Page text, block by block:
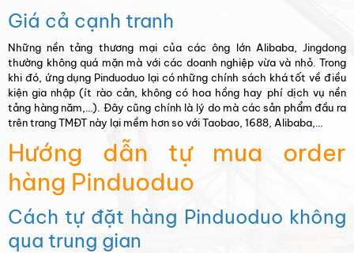
Giá cả cạnh tranh
Những nền tảng thương mại của các ông lớn Alibaba, Jingdong
thường không quá mặn mà với các doanh nghiệp vừa và nhỏ. Trong
khi đó, ứng dụng Pinduoduo lại có những chính sách khá tốt về điều
kiện gia nhập (ít rào cản, không có hoa hồng hay phí dịch vụ nền
tảng hàng năm,…). Đây cũng chính là lý do mà các sản phẩm đầu ra
trên trang TMĐT này lại mềm hơn so với Taobao, 1688, Alibaba,…
Hướng dẫn tự mua order
hàng Pinduoduo
Cách tự đặt hàng Pinduoduo không
qua trung gian